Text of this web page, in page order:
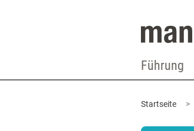
Führung
Startseite